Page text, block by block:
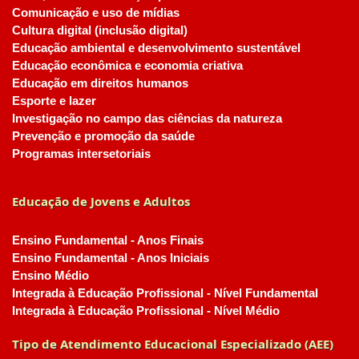
Comunicação e uso de mídias
Cultura digital (inclusão digital)
Educação ambiental e desenvolvimento sustentável
Educação econômica e economia criativa
Educação em direitos humanos
Esporte e lazer
Investigação no campo das ciências da natureza
Prevenção e promoção da saúde
Programas intersetoriais
Educação de Jovens e Adultos
Ensino Fundamental - Anos Finais
Ensino Fundamental - Anos Iniciais
Ensino Médio
Integrada à Educação Profissional - Nível Fundamental
Integrada à Educação Profissional - Nível Médio
Tipo de Atendimento Educacional Especializado (AEE)